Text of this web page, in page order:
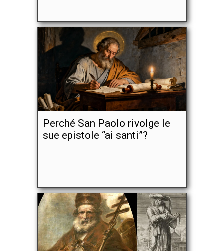
Perché San Paolo rivolge le
sue epistole “ai santi”?